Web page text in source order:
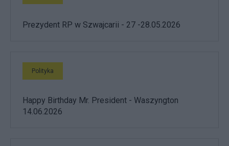
Prezydent RP w Szwajcarii - 27 -28.05.2026
Polityka
Happy Birthday Mr. President - Waszyngton
14.06.2026